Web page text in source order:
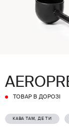
ТОВАР В ДОРОЗІ
КАВА ТАМ, ДЕ ТИ